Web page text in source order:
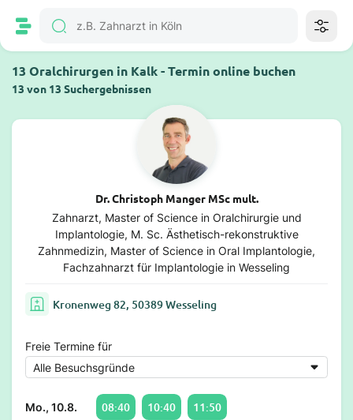
13 Oralchirurgen in Kalk - Termin online buchen
13 von 13 Suchergebnissen
Dr. Christoph Manger MSc mult.
Zahnarzt, Master of Science in Oralchirurgie und
Implantologie, M. Sc. Ästhetisch-rekonstruktive
Zahnmedizin, Master of Science in Oral Implantologie,
Fachzahnarzt für Implantologie in Wesseling
Kronenweg 82, 50389 Wesseling
Freie Termine für
Mo., 10.8. 08:40 10:40 11:50